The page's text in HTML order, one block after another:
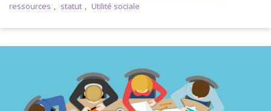
ressources , statut , Utilité sociale